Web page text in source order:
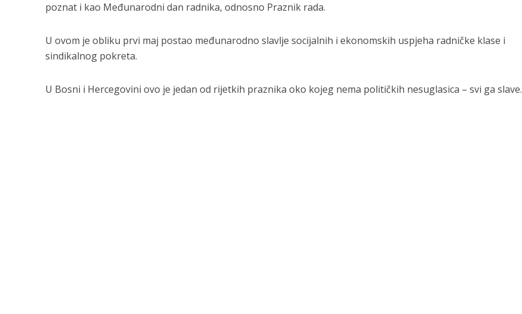
poznat i kao Međunarodni dan radnika, odnosno Praznik rada.
U ovom je obliku prvi maj postao međunarodno slavlje socijalnih i ekonomskih uspjeha radničke klase i
sindikalnog pokreta.
U Bosni i Hercegovini ovo je jedan od rijetkih praznika oko kojeg nema političkih nesuglasica – svi ga slave.